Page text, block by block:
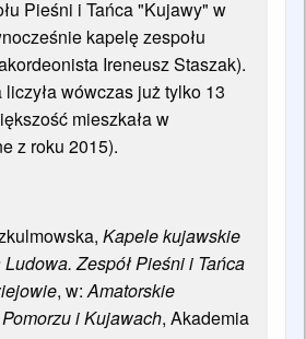
Pieśni i Tańca "Kujawy" w
kapelę zespołu
Ireneusz Staszak).
wówczas już tylko 13
mieszkała w
z roku 2015).
Kapele kujawskie
Zespół Pieśni i Tańca
, w:Amatorskie
i Kujawach, Akademia